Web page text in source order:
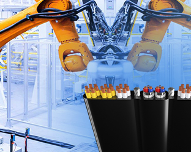
UL758控制电缆
UL758动力电缆
UL758聚氨酯PUR/TPU电缆
UL83标准
UL44标准